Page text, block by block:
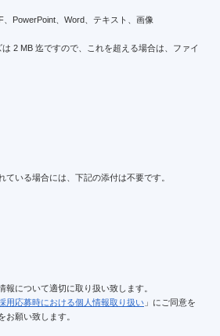
PowerPoint、Word、テキスト、画像
は 2 MB 迄ですので、これを超える場合は、ファイ
ている場合には、下記の添付は不要です。
報について適切に取り扱い致します。
用応募時における個人情報取り扱い 」にご同意を
お願い致します。